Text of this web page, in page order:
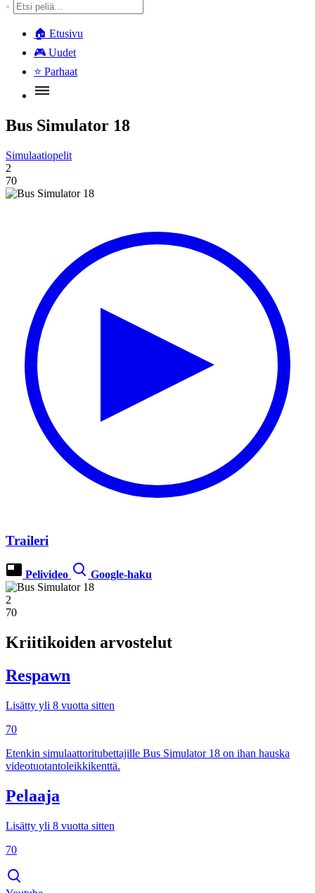
🏠 Etusivu
🎮 Uudet
⭐ Parhaat
Bus Simulator 18
Simulaatiopelit
2
70
Traileri
Pelivideo Google-haku
2
70
Kriitikoiden arvostelut
Respawn
Lisätty yli 8 vuotta sitten
70
Etenkin simulaattoritubettajille Bus Simulator 18 on ihan hauska
videotuotantoleikkikenttä.
Pelaaja
Lisätty yli 8 vuotta sitten
70